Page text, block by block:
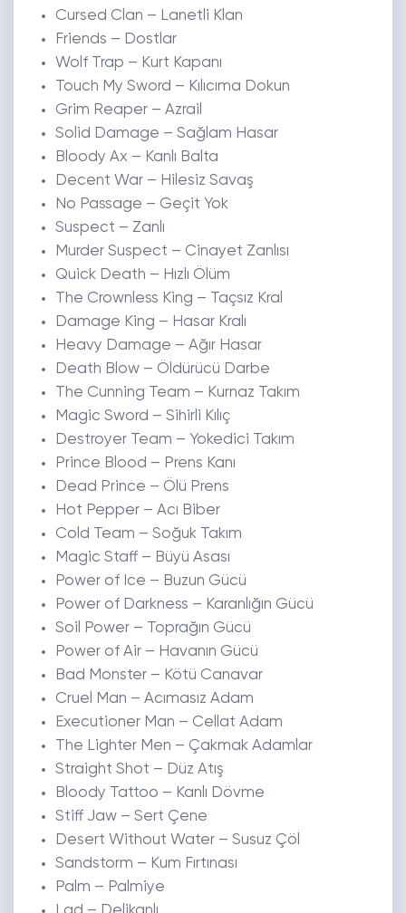
Cursed Clan – Lanetli Klan
Friends – Dostlar
Wolf Trap – Kurt Kapanı
Touch My Sword – Kılıcıma Dokun
Grim Reaper – Azrail
Solid Damage – Sağlam Hasar
Bloody Ax – Kanlı Balta
Decent War – Hilesiz Savaş
No Passage – Geçit Yok
Suspect – Zanlı
Murder Suspect – Cinayet Zanlısı
Quick Death – Hızlı Ölüm
The Crownless King – Taçsız Kral
Damage King – Hasar Kralı
Heavy Damage – Ağır Hasar
Death Blow – Öldürücü Darbe
The Cunning Team – Kurnaz Takım
Magic Sword – Sihirli Kılıç
Destroyer Team – Yokedici Takım
Prince Blood – Prens Kanı
Dead Prince – Ölü Prens
Hot Pepper – Acı Biber
Cold Team – Soğuk Takım
Magic Staff – Büyü Asası
Power of Ice – Buzun Gücü
Power of Darkness – Karanlığın Gücü
Soil Power – Toprağın Gücü
Power of Air – Havanın Gücü
Bad Monster – Kötü Canavar
Cruel Man – Acımasız Adam
Executioner Man – Cellat Adam
The Lighter Men – Çakmak Adamlar
Straight Shot – Düz Atış
Bloody Tattoo – Kanlı Dövme
Stiff Jaw – Sert Çene
Desert Without Water – Susuz Çöl
Sandstorm – Kum Fırtınası
Palm – Palmiye